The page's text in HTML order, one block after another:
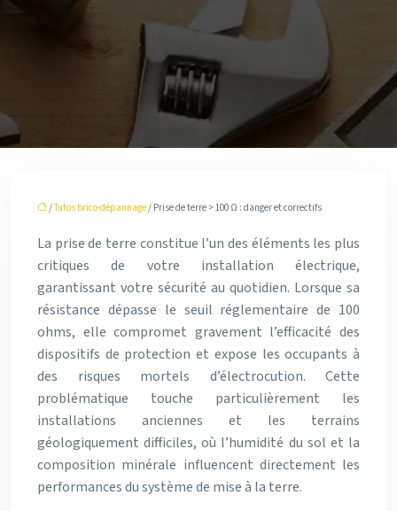
/Tutos brico-dépannage/ Prise de terre > 100 Ω : danger et correctifs
La prise de terre constitue l’un des éléments les plus
critiques de votre installation électrique,
garantissant votre sécurité au quotidien. Lorsque sa
résistance dépasse le seuil réglementaire de 100
ohms, elle compromet gravement l’efficacité des
dispositifs de protection et expose les occupants à
des risques mortels d’électrocution. Cette
problématique touche particulièrement les
installations anciennes et les terrains
géologiquement difficiles, où l’humidité du sol et la
composition minérale influencent directement les
performances du système de mise à la terre.